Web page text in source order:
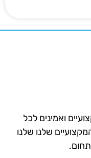
ואמינים לכל
שלנו שלנו